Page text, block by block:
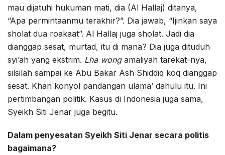
mau dijatuhi hukuman mati, dia (Al Hallaj) ditanya,
“Apa permintaanmu terakhir?”. Dia jawab, “Ijinkan saya
sholat dua roakaat”. Al Hallaj juga sholat. Jadi dia
dianggap sesat, murtad, itu di mana? Dia juga dituduh
syi’ah yang ekstrim. Lha wongamaliyah tarekat-nya,
silsilah sampai ke Abu Bakar Ash Shiddiq koq dianggap
sesat. Khan konyol pandangan ulama’ dahulu itu. Ini
pertimbangan politik. Kasus di Indonesia juga sama,
Syeikh Siti Jenar juga begitu.
Dalam penyesatan Syeikh Siti Jenar secara politis
bagaimana?